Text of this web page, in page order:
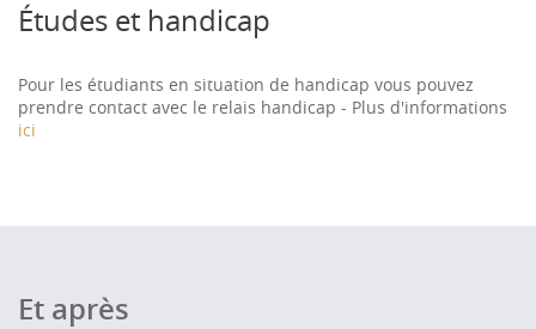
Études et handicap
Pour les étudiants en situation de handicap vous pouvez
prendre contact avec le relais handicap - Plus d'informations
ici
Et après